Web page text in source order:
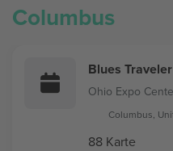
Columbus
Blues
Ohio Expo
Columbus,
88 Karte